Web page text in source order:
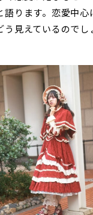
語ります。恋愛中心
見えているのでし